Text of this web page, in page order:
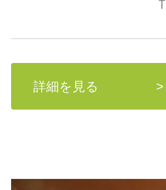
詳細を見る >